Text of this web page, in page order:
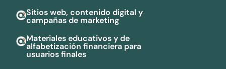
Sitios web, contenido digital y
campañas de marketing
Materiales educativos y de
alfabetización financiera para
usuarios finales